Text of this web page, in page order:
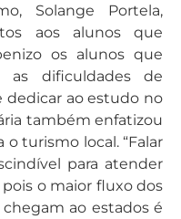
Solange Portela,
aos alunos que
os alunos que
as dificuldades de
dedicar ao estudo no
também enfatizou
turismo local. “Falar
para atender
o maior fluxo dos
ao estados é